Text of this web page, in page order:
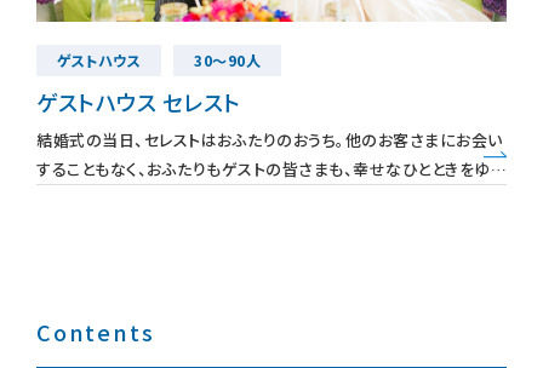
会場別見積例
装花・ドレス・料理
フェア＆キャンペーン
ゲストハウス 30～90人
ゲストハウス セレスト
結婚式の当日、セレストはおふたりのおうち。他のお客さまにお会い
することもなく、おふたりもゲストの皆さまも、幸せなひとときをゆっ
Contents